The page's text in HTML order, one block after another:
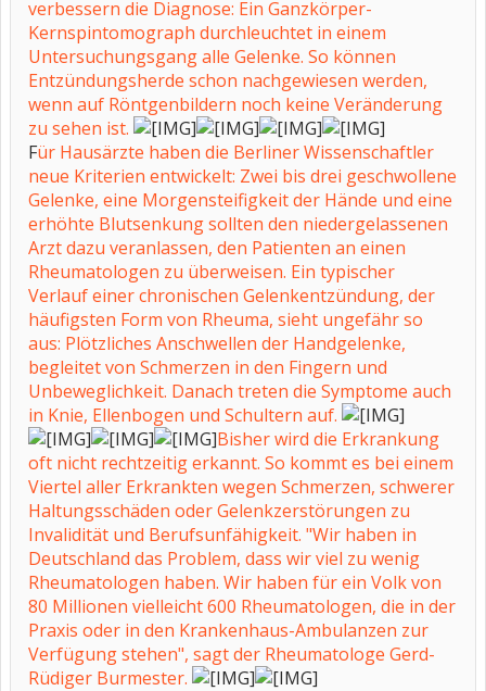
verbessern die Diagnose: Ein Ganzkörper-
Kernspintomograph durchleuchtet in einem
Untersuchungsgang alle Gelenke. So können
Entzündungsherde schon nachgewiesen werden,
wenn auf Röntgenbildern noch keine Veränderung
zu sehen ist.
Für Hausärzte haben die Berliner Wissenschaftler
neue Kriterien entwickelt: Zwei bis drei geschwollene
Gelenke, eine Morgensteifigkeit der Hände und eine
erhöhte Blutsenkung sollten den niedergelassenen
Arzt dazu veranlassen, den Patienten an einen
Rheumatologen zu überweisen. Ein typischer
Verlauf einer chronischen Gelenkentzündung, der
häufigsten Form von Rheuma, sieht ungefähr so
aus: Plötzliches Anschwellen der Handgelenke,
begleitet von Schmerzen in den Fingern und
Unbeweglichkeit. Danach treten die Symptome auch
in Knie, Ellenbogen und Schultern auf.
Bisher wird die Erkrankung
oft nicht rechtzeitig erkannt. So kommt es bei einem
Viertel aller Erkrankten wegen Schmerzen, schwerer
Haltungsschäden oder Gelenkzerstörungen zu
Invalidität und Berufsunfähigkeit. "Wir haben in
Deutschland das Problem, dass wir viel zu wenig
Rheumatologen haben. Wir haben für ein Volk von
80 Millionen vielleicht 600 Rheumatologen, die in der
Praxis oder in den Krankenhaus-Ambulanzen zur
Verfügung stehen", sagt der Rheumatologe Gerd-
Rüdiger Burmester.